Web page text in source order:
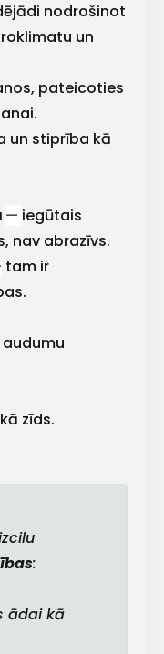
nodrošinot
un
pateicoties
un stiprība kā
— iegūtais
nav abrazīvs.
tam ir
zīds.
:
ādai kā